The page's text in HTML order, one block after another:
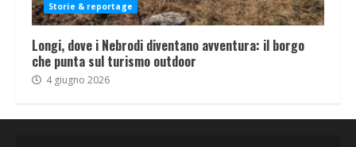
Storie & reportage
Longi, dove i Nebrodi diventano avventura: il borgo
che punta sul turismo outdoor
4 giugno 2026